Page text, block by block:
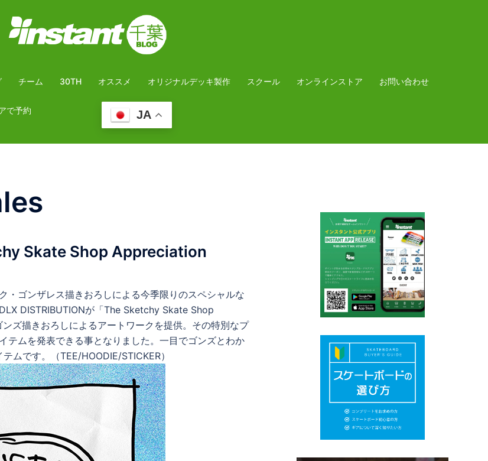
チーム 30TH オススメ オリジナルデッキ製作 スクール オンラインストア お問い合わせ
で予約 JA
Skate Shop Appreciation
・ゴンザレス描きおろしによる今季限りのスペシャルな
DISTRIBUTIONが「The Sketchy Skate Shop
ズ描きおろしによるアートワークを提供。その特別なプ
テムを発表できる事となりました。一目でゴンズとわか
ムです。（TEE/HOODIE/STICKER）